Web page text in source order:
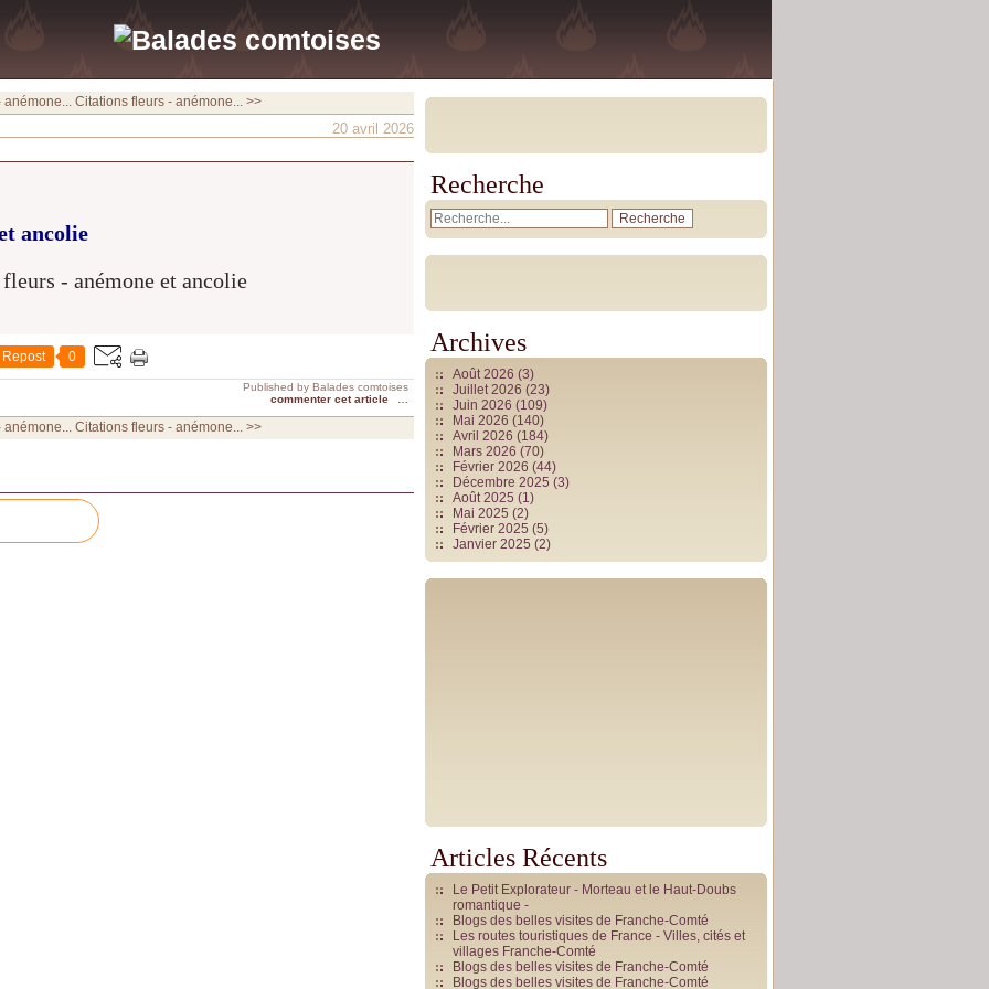
anémone... Citations fleurs - anémone... >>
20 avril 2026
ancolie
Repost 0
Published by Balades comtoises
commenter cet article
anémone... Citations fleurs - anémone... >>
Recherche
Archives
Août 2026 (3)
Juillet 2026 (23)
Juin 2026 (109)
Mai 2026 (140)
Avril 2026 (184)
Mars 2026 (70)
Février 2026 (44)
Décembre 2025 (3)
Août 2025 (1)
Mai 2025 (2)
Février 2025 (5)
Janvier 2025 (2)
Articles Récents
Le Petit Explorateur - Morteau et le Haut-Doubs
romantique -
Blogs des belles visites de Franche-Comté
Les routes touristiques de France - Villes, cités et
villages Franche-Comté
Blogs des belles visites de Franche-Comté
Blogs des belles visites de Franche-Comté